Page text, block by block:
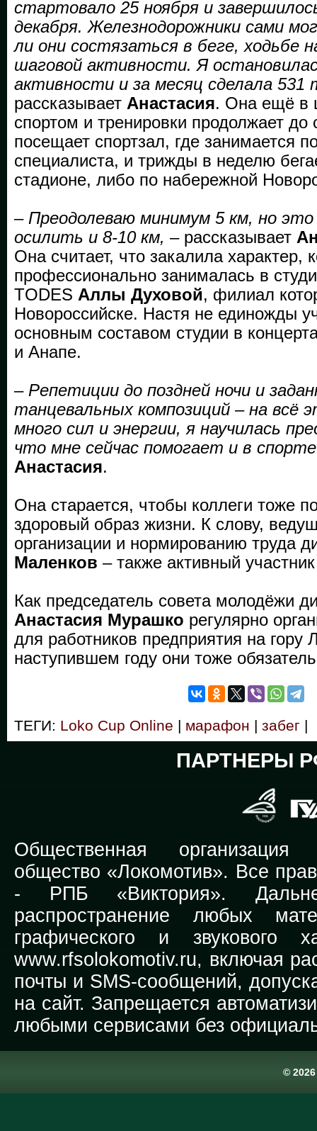
стартовало 25 ноября и
декабря. Железнодорожники сами
ли они состязаться в беге, ходьбе
шаговой активности. Я
активности и за месяц сделала
рассказывает Анастасия. Она ещё в
спортом и тренировки продолжает до
посещает спортзал, где занимается
специалиста, и трижды в неделю
стадионе, либо по набережной
– Преодолеваю минимум 5 км, но это
осилить и 8-10 км, – рассказывает
Она считает, что закалила характер,
профессионально занималась в
TODES Аллы Духовой, филиал
Новороссийске. Настя не единожды
основным составом студии в
и Анапе.
– Репетиции до поздней ночи и
танцевальных композиций – на всё
много сил и энергии, я научилась
что мне сейчас помогает и в спорте
Анастасия.
Она старается, чтобы коллеги тоже
здоровый образ жизни. К слову,
организации и нормированию труда
Маленков – также активный
Как председатель совета молодёжи
Анастасия Мурашко регулярно
для работников предприятия на
наступившем году они тоже
ТЕГИ: Loko Cup Online | марафон | забег |
ПАРТНЕРЫ
Общественная организация
общество «Локомотив». Все
- РПБ «Виктория».
распространение любых
графического и звукового
www.rfsolokomotiv.ru, включая
почты и SMS-сообщений,
на сайт. Запрещается
любыми сервисами без
©